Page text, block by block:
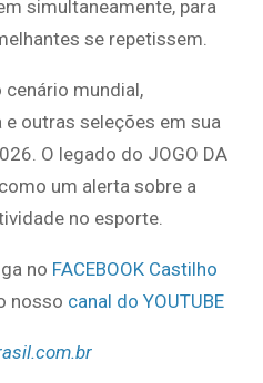
simultaneamente, para
se repetissem.
cenário mundial,
outras seleções em sua
O legado do JOGO DA
um alerta sobre a
no esporte.
no FACEBOOK Castilho
nosso canal do YOUTUBE